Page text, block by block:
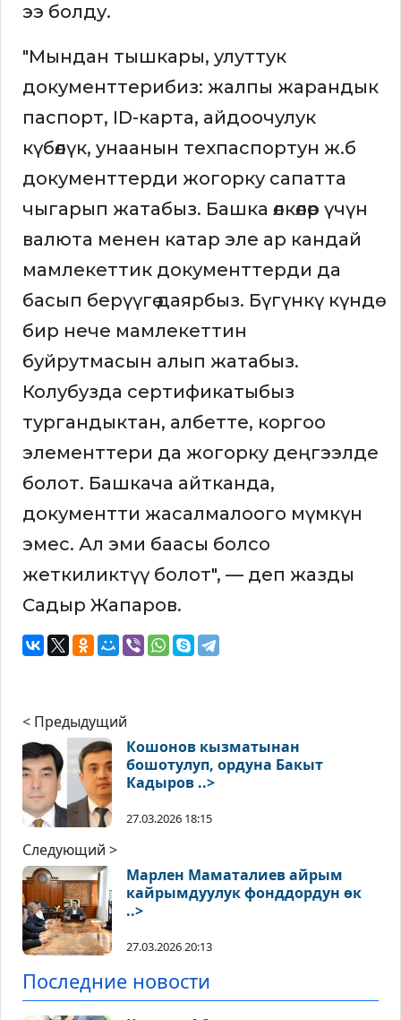
ээ болду.
"Мындан тышкары, улуттук
документтерибиз: жалпы жарандык
паспорт, ID-карта, айдоочулук
күбөлүк, унаанын техпаспортун ж.б
документтерди жогорку сапатта
чыгарып жатабыз. Башка өлкөлөр үчүн
валюта менен катар эле ар кандай
мамлекеттик документтерди да
басып берүүгө даярбыз. Бүгүнкү күндө
бир нече мамлекеттин
буйрутмасын алып жатабыз.
Колубузда сертификатыбыз
тургандыктан, албетте, коргоо
элементтери да жогорку деңгээлде
болот. Башкача айтканда,
документти жасалмалоого мүмкүн
эмес. Ал эми баасы болсо
жеткиликтүү болот", — деп жазды
Садыр Жапаров.
< Предыдущий
Кошонов кызматынан
бошотулуп, ордуна Бакыт
Кадыров ..>
27.03.2026 18:15
Следующий >
Марлен Маматалиев айрым
кайрымдуулук фонддордун өк
..>
27.03.2026 20:13
Последние новости